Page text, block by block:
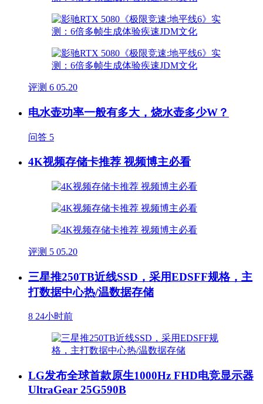
评测 6 05.20
电水壶功率一般有多大，烧水壶多少W？
问答 5
4K视频存储卡推荐 视频博主必看
评测 5 05.20
三星推250TB近线SSD，采用EDSFF规格，主
打数据中心热/温数据存储
8 24小时前
LG发布全球首款原生1000Hz FHD电竞显示器
UltraGear 25G590B